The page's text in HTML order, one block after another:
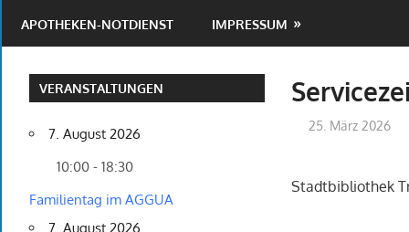
APOTHEKEN-NOTDIENST IMPRESSUM
25. März 2026
Stadtbibliothek
VERANSTALTUNGEN
7. August 2026
10:00 - 18:30
Familientag im AGGUA
7. August 2026